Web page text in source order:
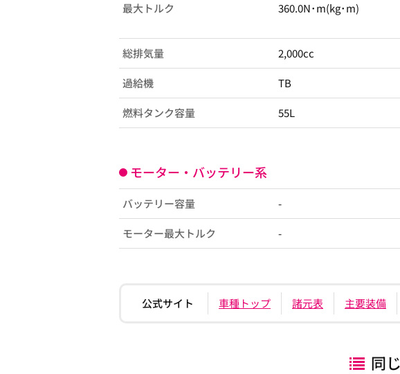
最大トルク 360.0N･m(kg･m)
総排気量 2,000cc
過給機 TB
燃料タンク容量 55L
モーター・バッテリー系
バッテリー容量 -
モーター最大トルク -
公式サイト 車種トップ 諸元表 主要装備
同